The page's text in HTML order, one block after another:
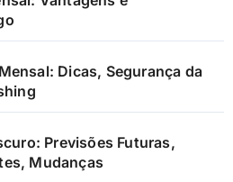
Dicas, Segurança da
Previsões Futuras,
Mudanças